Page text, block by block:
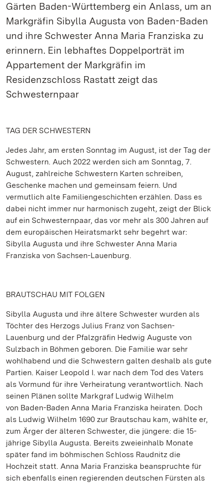
Gärten Baden-Württemberg ein Anlass, um an
Markgräfin Sibylla Augusta von Baden-Baden
und ihre Schwester Anna Maria Franziska zu
erinnern. Ein lebhaftes Doppelporträt im
Appartement der Markgräfin im
Residenzschloss Rastatt zeigt das
Schwesternpaar
TAG DER SCHWESTERN
Jedes Jahr, am ersten Sonntag im August, ist der Tag der
Schwestern. Auch 2022 werden sich am Sonntag, 7.
August, zahlreiche Schwestern Karten schreiben,
Geschenke machen und gemeinsam feiern. Und
vermutlich alte Familiengeschichten erzählen. Dass es
dabei nicht immer nur harmonisch zugeht, zeigt der Blick
auf ein Schwesternpaar, das vor mehr als 300 Jahren auf
dem europäischen Heiratsmarkt sehr begehrt war:
Sibylla Augusta und ihre Schwester Anna Maria
Franziska von Sachsen-Lauenburg.
BRAUTSCHAU MIT FOLGEN
Sibylla Augusta und ihre ältere Schwester wurden als
Töchter des Herzogs Julius Franz von Sachsen-
Lauenburg und der Pfalzgräfin Hedwig Auguste von
Sulzbach in Böhmen geboren. Die Familie war sehr
wohlhabend und die Schwestern galten deshalb als gute
Partien. Kaiser Leopold I. war nach dem Tod des Vaters
als Vormund für ihre Verheiratung verantwortlich. Nach
seinen Plänen sollte Markgraf Ludwig Wilhelm
von Baden-Baden Anna Maria Franziska heiraten. Doch
als Ludwig Wilhelm 1690 zur Brautschau kam, wählte er,
zum Ärger der älteren Schwester, die jüngere: die 15-
jährige Sibylla Augusta. Bereits zweieinhalb Monate
später fand im böhmischen Schloss Raudnitz die
Hochzeit statt. Anna Maria Franziska beanspruchte für
sich ebenfalls einen regierenden deutschen Fürsten als